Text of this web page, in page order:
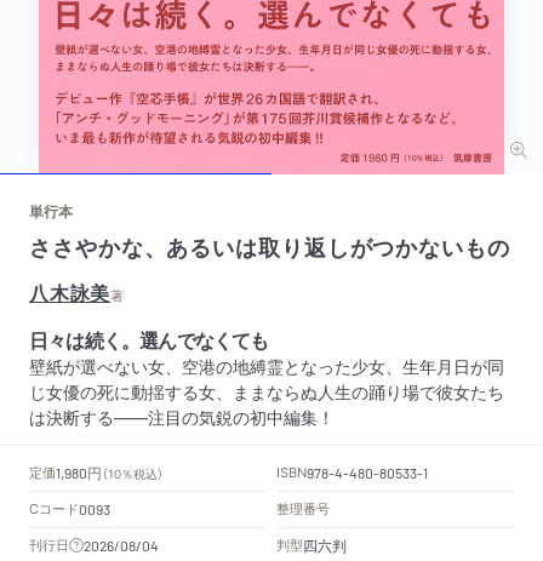
単行本
ささやかな、あるいは取り返しがつかないもの
八木詠美著
日々は続く。選んでなくても
壁紙が選べない女、空港の地縛霊となった少女、生年月日が同
じ女優の死に動揺する女、ままならぬ人生の踊り場で彼女たち
は決断する――注目の気鋭の初中編集！
定価1,980円 （10％税込） ISBN978-4-480-80533-1
Cコード0093
整理番号
刊行日
2026/08/04 判型四六判